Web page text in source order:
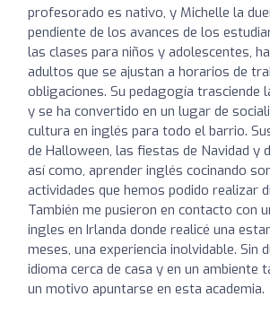
profesorado es nativo, y Michelle la
pendiente de los avances de los
las clases para niños y adolescentes,
adultos que se ajustan a horarios de
obligaciones. Su pedagogía trasciende
y se ha convertido en un lugar de
cultura en inglés para todo el barrio.
de Halloween, las fiestas de Navidad y
así como, aprender inglés cocinando
actividades que hemos podido realizar
También me pusieron en contacto con
ingles en Irlanda donde realicé una
meses, una experiencia inolvidable. Sin
idioma cerca de casa y en un ambiente
un motivo apuntarse en esta academia.